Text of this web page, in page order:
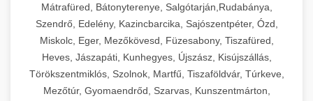
Mátrafüred, Bátonyterenye, Salgótarján,Rudabánya,
Szendrő, Edelény, Kazincbarcika, Sajószentpéter, Ózd,
Miskolc, Eger, Mezőkövesd, Füzesabony, Tiszafüred,
Heves, Jászapáti, Kunhegyes, Újszász, Kisújszállás,
Törökszentmiklós, Szolnok, Martfű, Tiszaföldvár, Túrkeve,
Mezőtúr, Gyomaendrőd, Szarvas, Kunszentmárton,